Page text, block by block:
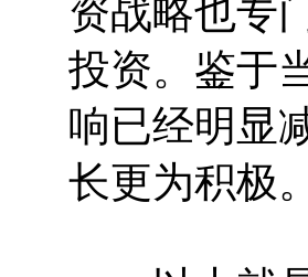
资战略也专
投资。鉴于
响已经明显
长更为积极。